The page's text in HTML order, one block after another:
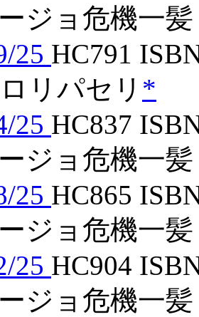
ジョ危機一
25 HC791
リパセリ *
25 HC837
ジョ危機一
25 HC865
ジョ危機一
25 HC904
ジョ危機一